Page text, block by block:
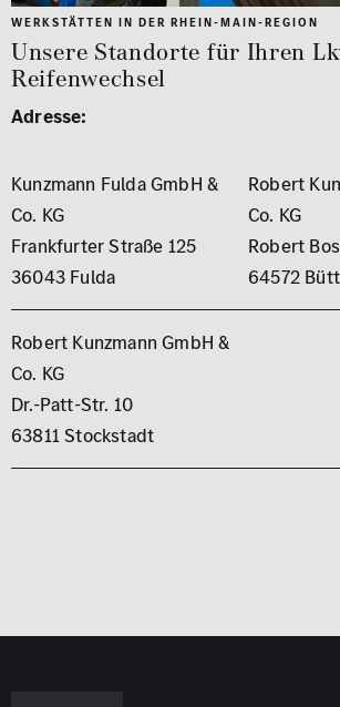
WERKSTÄTTEN IN DER RHEIN-MAIN-REGION
Unsere Standorte für Ihren
Reifenwechsel
Adresse:
Kunzmann Fulda GmbH &
Co. KG
Frankfurter Straße 125
36043 Fulda
Robert
Co. KG
Robert
64572
Robert Kunzmann GmbH &
Co. KG
Dr.-Patt-Str. 10
63811 Stockstadt